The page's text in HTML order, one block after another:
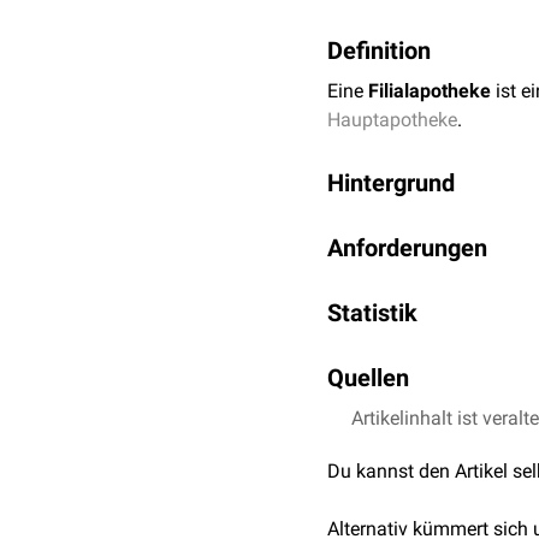
Definition
Eine Filialapotheke ist
Hauptapotheke.
Hintergrund
Betriebserlaubnis erteilt
Anforderungen
Hauptapotheke.
Für jede
Die Hauptapotheke
Statistik
Apotheken haben 2
Quellen
↑ Gesetze im
↑ ABDA Website ,
Artikelinhalt ist
Du kannst den Artikel
Alternativ kümmert sich